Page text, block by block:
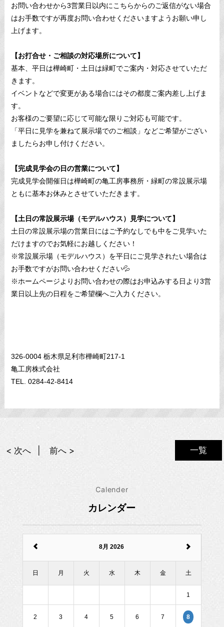
お問い合わせから3営業日以内にこちらからのご返信がない場合
はお手数ですが再度お問い合わせくださいますようお願い申し
上げます。
【お打合せ・ご相談の対応場所について】
基本、平日は樺崎町・土日は緑町でご案内・対応させていただ
きます。
イベントなどで変更がある場合にはその都度ご案内差し上げま
す。
お客様のご要望に応じて可能な限りご対応も可能です。
「平日に見学を兼ねて展示場でのご相談」などご希望がござい
ましたらお申し付けください。
【完成見学会の日の営業について】
完成見学会開催日は樺崎町の亀工房事務所・緑町の常設展示場
ともに基本お休みとさせていただきます。
【土日の常設展示場（モデルハウス）見学について】
土日の常設展示場の営業日にはご予約なしでも中をご見学いた
だけますのでお気軽にお越しください！
※常設展示場（モデルハウス）を平日にご見学されたい場合は
お手数ですがお問い合わせください💦
※ホームページよりお問い合わせの際はお申込みする日より3営
業日以上先の日程をご希望欄へご入力ください。
326-0004 栃木県足利市樺崎町217-1
亀工房株式会社
TEL. 0284-42-8414
一覧
< 次へ 前へ >
Calender
カレンダー
8月 2026
日 月 火 水 木 金 土
1
2 3 4 5 6 7 8